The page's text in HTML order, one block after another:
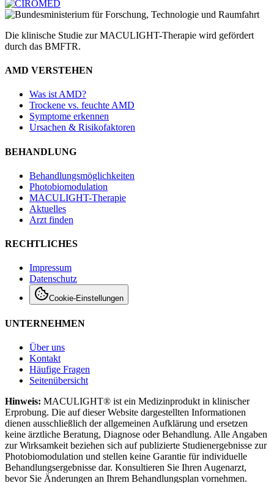
Die klinische Studie zur MACULIGHT-Therapie wird gefördert
durch das BMFTR.
AMD VERSTEHEN
Was ist AMD?
Trockene vs. feuchte AMD
Symptome erkennen
Ursachen & Risikofaktoren
BEHANDLUNG
Behandlungsmöglichkeiten
Photobiomodulation
MACULIGHT-Therapie
Aktuelles
Arzt finden
RECHTLICHES
Impressum
Datenschutz
Cookie-Einstellungen
UNTERNEHMEN
Über uns
Kontakt
Häufige Fragen
Seitenübersicht
Hinweis: MACULIGHT® ist ein Medizinprodukt in klinischer
Erprobung. Die auf dieser Website dargestellten Informationen
dienen ausschließlich der allgemeinen Aufklärung und ersetzen
keine ärztliche Beratung, Diagnose oder Behandlung. Alle Angaben
zur Wirksamkeit beziehen sich auf publizierte Studienergebnisse zur
Photobiomodulation und stellen keine Garantie für individuelle
Behandlungsergebnisse dar. Konsultieren Sie Ihren Augenarzt,
bevor Sie Änderungen an Ihrem Behandlungsplan vornehmen.